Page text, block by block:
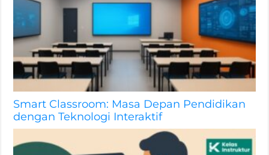
Smart Classroom: Masa Depan Pendidikan
dengan Teknologi Interaktif